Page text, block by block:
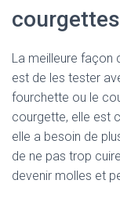
La meilleure façon
est de les tester
fourchette ou le
courgette, elle est
elle a besoin de
de ne pas trop
devenir molles et